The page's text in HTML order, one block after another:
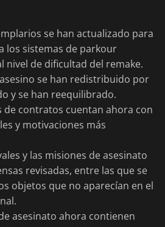
se han actualizado para
los sistemas de parkour
nivel de dificultad del remake.
se han redistribuido por
y se han reequilibrado.
de contratos cuentan ahora con
y motivaciones más
y las misiones de asesinato
revisadas, entre las que se
objetos que no aparecían en el
asesinato ahora contienen